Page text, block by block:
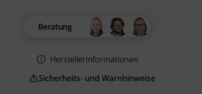
Beratung
Herstellerinformationen
Sicherheits- und Warnhinweise